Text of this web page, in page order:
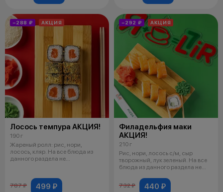
−288 ₽ АКЦИЯ
Лосось темпура АКЦИЯ!
190 г
Жареный ролл: рис, нори,
лосось, кляр. На все блюда из
данного раздела не
787 ₽ 499 ₽
−292 ₽ АКЦИЯ
Филадельфия маки
АКЦИЯ!
210 г
Рис, нори, лосось с/м, сыр
творожный, лук зеленый. На все
блюда из данного раздела не
732 ₽
440 ₽